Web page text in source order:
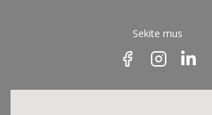
Sekite mus